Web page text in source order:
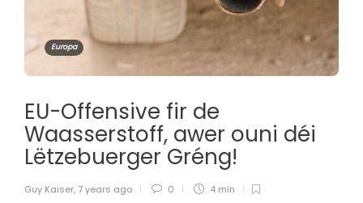
Europa
EU-Offensive fir de
Waasserstoff, awer ouni déi
Lëtzebuerger Gréng!
Guy Kaiser, 7 years ago 0 4 min